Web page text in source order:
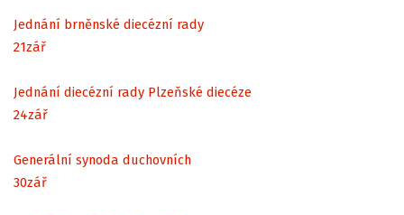
Jednání brněnské diecézní rady
21zář
Jednání diecézní rady Plzeňské diecéze
24zář
Generální synoda duchovních
30zář